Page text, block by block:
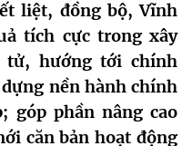
liệt, đồng bộ, Vĩnh
tích cực trong xây
tử, hướng tới chính
nền hành chính
góp phần nâng cao
căn bản hoạt động